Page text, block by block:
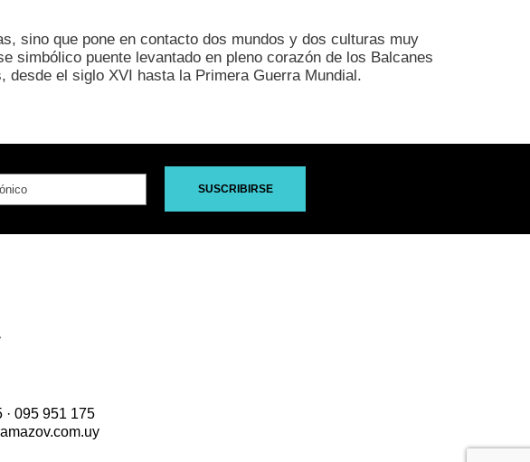
sino que pone en contacto dos mundos y dos culturas muy
simbólico puente levantado en pleno corazón de los Balcanes
el siglo XVI hasta la Primera Guerra Mundial.
SUSCRIBIRSE
095 951 175